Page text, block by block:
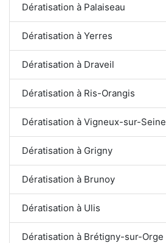
Dératisation à Palaiseau
Dératisation à Yerres
Dératisation à Draveil
Dératisation à Ris-Orangis
Dératisation à Vigneux-sur-Seine
Dératisation à Grigny
Dératisation à Brunoy
Dératisation à Ulis
Dératisation à Brétigny-sur-Orge